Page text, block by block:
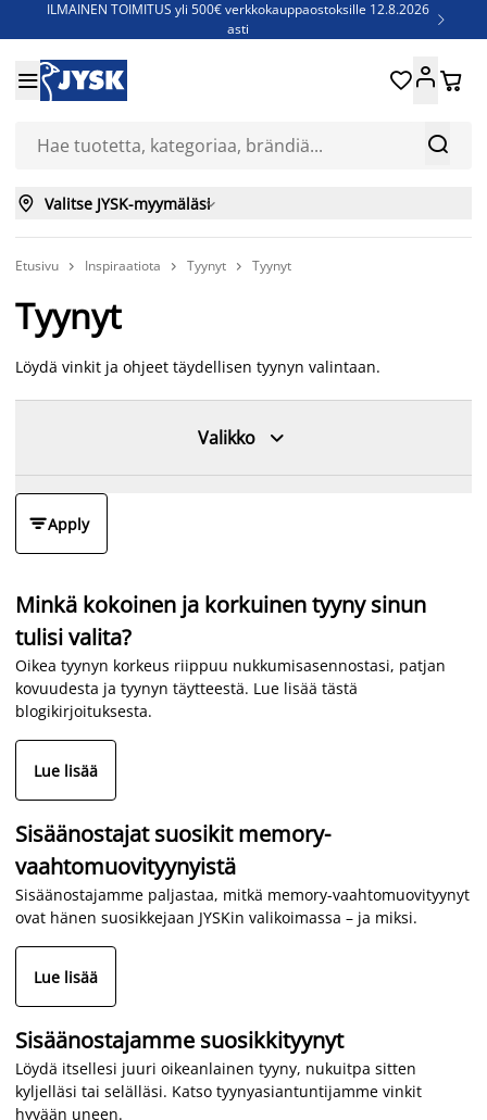
ILMAINEN TOIMITUS yli 500€ verkkokauppaostoksille 12.8.2026
asti

Jenkkisänkyjä - Säästä jopa 60%


 
 Valitse JYSK-myymäläsi
Etusivu  Inspiraatiota  Tyynyt  Tyynyt
Tyynyt
Löydä vinkit ja ohjeet täydellisen tyynyn valintaan.
Valikko 
Apply
Minkä kokoinen ja korkuinen tyyny sinun
tulisi valita?
Oikea tyynyn korkeus riippuu nukkumisasennostasi, patjan
kovuudesta ja tyynyn täytteestä. Lue lisää tästä
blogikirjoituksesta.
Lue lisää
Sisäänostajat suosikit memory-
vaahtomuovityynyistä
Sisäänostajamme paljastaa, mitkä memory-vaahtomuovityynyt
ovat hänen suosikkejaan JYSKin valikoimassa – ja miksi.
Lue lisää
Sisäänostajamme suosikkityynyt
Löydä itsellesi juuri oikeanlainen tyyny, nukuitpa sitten
kyljelläsi tai selälläsi. Katso tyynyasiantuntijamme vinkit
hyvään uneen.